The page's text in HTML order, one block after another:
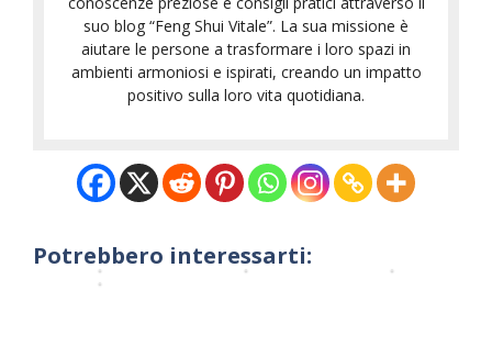
suo blog “Feng Shui Vitale”. La sua missione è
aiutare le persone a trasformare i loro spazi in
ambienti armoniosi e ispirati, creando un impatto
positivo sulla loro vita quotidiana.
Potrebbero interessarti:
i
i
n
e
n
a
r
i
F
e
S
h
i
D
i
F
S
h
n
e
F
S
i